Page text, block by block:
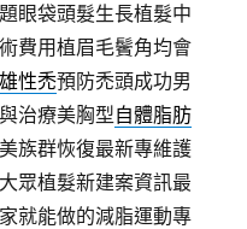
眼袋頭髮生長植髮中
費用植眉毛鬢角均會
雄性禿預防禿頭成功男
治療美胸型自體脂肪
族群恢復最新專維護
眾植髮新建案資訊最
就能做的減脂運動專